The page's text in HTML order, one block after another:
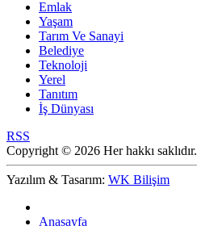
Emlak
Yaşam
Tarım Ve Sanayi
Belediye
Teknoloji
Yerel
Tanıtım
İş Dünyası
RSS
Copyright © 2026 Her hakkı saklıdır.
Yazılım & Tasarım: WK Bilişim
Anasayfa